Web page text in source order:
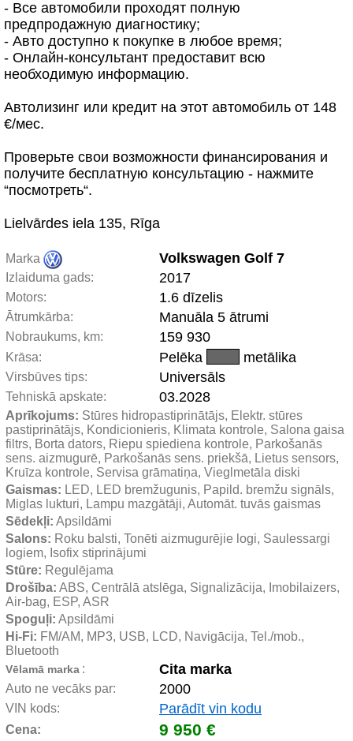
- Все автомобили проходят полную
предпродажную диагностику;
- Авто доступно к покупке в любое время;
- Онлайн-консультант предоставит всю
необходимую информацию.
Автолизинг или кредит на этот автомобиль от 148
€/мес.
Проверьте свои возможности финансирования и
получите бесплатную консультацию - нажмите
“посмотреть“.
Lielvārdes iela 135, Rīga
Marka Volkswagen Golf 7
Izlaiduma gads: 2017
Motors: 1.6 dīzelis
Ātrumkārba: Manuāla 5 ātrumi
Nobraukums, km: 159 930
Krāsa: Pelēka metālika
Virsbūves tips: Universāls
Tehniskā apskate: 03.2028
Aprīkojums: Stūres hidropastiprinātājs, Elektr. stūres
pastiprinātājs, Kondicionieris, Klimata kontrole, Salona gaisa
filtrs, Borta dators, Riepu spiediena kontrole, Parkošanās
sens. aizmugurē, Parkošanās sens. priekšā, Lietus sensors,
Kruīza kontrole, Servisa grāmatiņa, Vieglmetāla diski
Gaismas: LED, LED bremžugunis, Papild. bremžu signāls,
Miglas lukturi, Lampu mazgātāji, Automāt. tuvās gaismas
Sēdekļi: Apsildāmi
Salons: Roku balsti, Tonēti aizmugurējie logi, Saulessargi
logiem, Isofix stiprinājumi
Stūre: Regulējama
Drošība: ABS, Centrālā atslēga, Signalizācija, Imobilaizers,
Air-bag, ESP, ASR
Spoguļi: Apsildāmi
Hi-Fi: FM/AM, MP3, USB, LCD, Navigācija, Tel./mob.,
Bluetooth
Vēlamā marka : Cita marka
Auto ne vecāks par: 2000
VIN kods: Parādīt vin kodu
Cena: 9 950 €